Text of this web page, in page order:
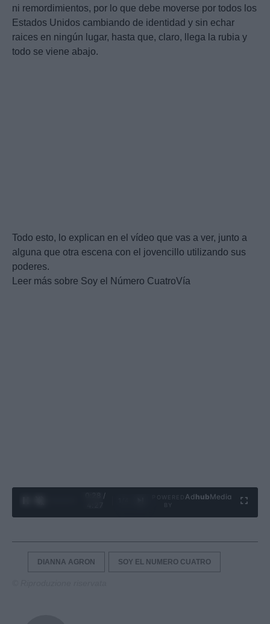
ni remordimientos, por lo que debe moverse por todos los
Estados Unidos cambiando de identidad y sin echar
raices en ningún lugar, hasta que, claro, llega la rubia y
todo se viene abajo.
Todo esto, lo explican en el vídeo que vas a ver, junto a
alguna que otra escena con el jovencillo utilizando sus
poderes.
Leer más sobre Soy el Número CuatroVía
0:28 /
Ad hubMedia
DIANNA AGRON SOY EL NUMERO CUATRO